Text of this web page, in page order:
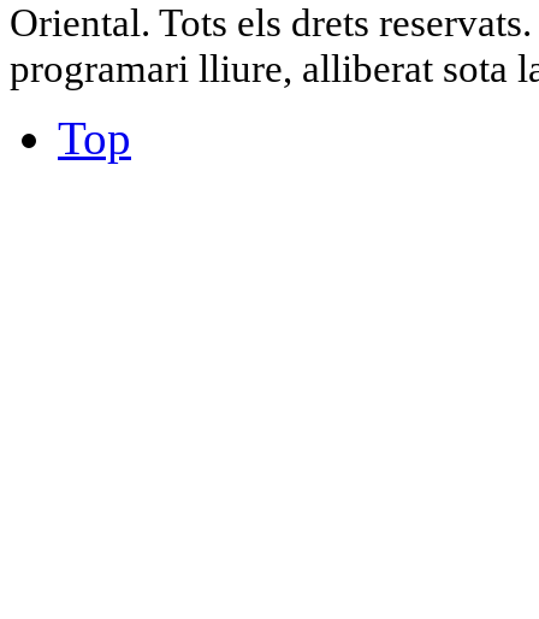
Oriental. Tots els drets
programari lliure, alliberat sota
Top